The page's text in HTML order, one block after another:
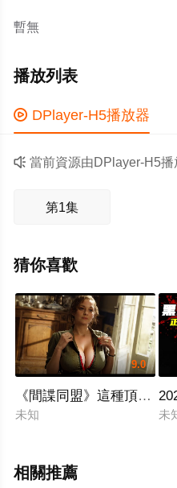
暫無
播放列表
 DPlayer-H5播放器
 當前資源由DPlayer-H5
第1集
猜你喜歡
9.0
《間諜同盟》這種頂級女
未知 未
相關推薦